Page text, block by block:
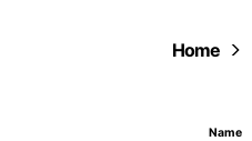
Home
Name